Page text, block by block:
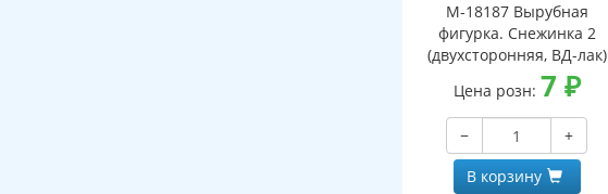
М-18187 Вырубная
фигурка. Снежинка 2
(двухсторонняя, ВД-лак)
Цена розн: 7 ₽
−
+
В корзину